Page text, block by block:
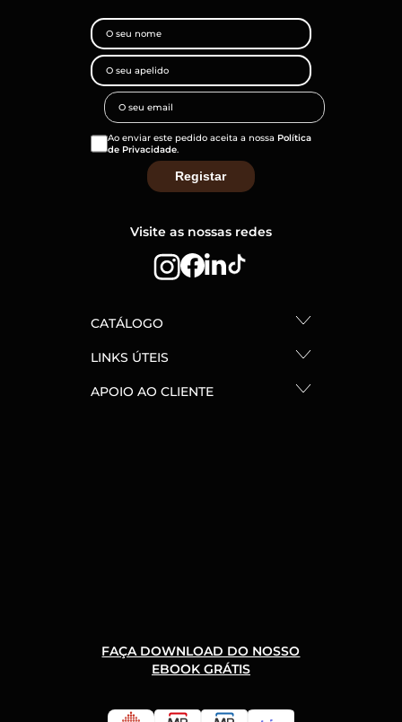
Ao enviar este pedido aceita a nossa Política
de Privacidade.
Visite as nossas redes
CATÁLOGO
LINKS ÚTEIS
APOIO AO CLIENTE
FAÇA DOWNLOAD DO NOSSO
EBOOK GRÁTIS